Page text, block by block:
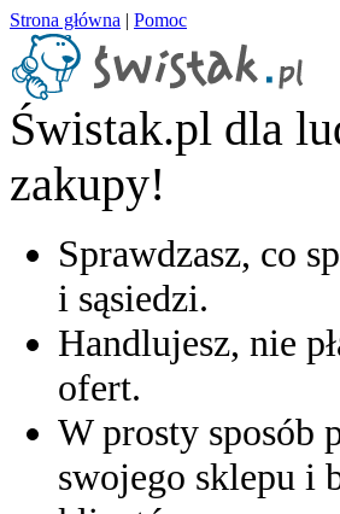
Strona główna | Pomoc
Świstak.pl dla
zakupy!
Sprawdzasz, co
i sąsiedzi.
Handlujesz, nie
ofert.
W prosty sposób
swojego sklepu i